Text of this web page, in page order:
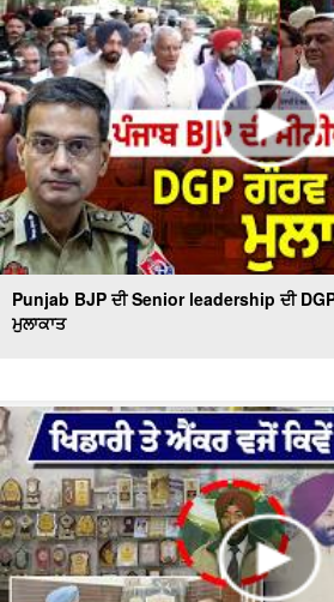
Punjab BJP ਦੀ Senior leadership ਦੀ
ਮੁਲਾਕਾਤ